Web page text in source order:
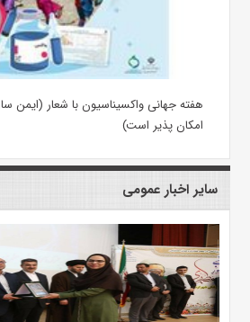
هفته جهانی واکسیناسیون با شعار (ایمن
امکان پذیر است)
سایر اخبار عمومی